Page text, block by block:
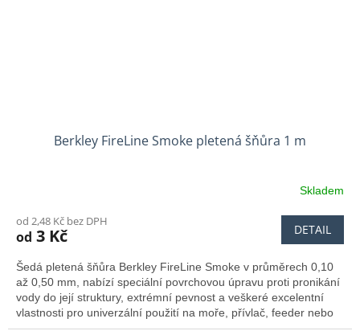
Berkley FireLine Smoke pletená šňůra 1 m
Skladem
od 2,48 Kč bez DPH
od 3 Kč DETAIL
Šedá pletená šňůra Berkley FireLine Smoke v průměrech 0,10
až 0,50 mm, nabízí speciální povrchovou úpravu proti pronikání
vody do její struktury, extrémní pevnost a veškeré excelentní
vlastnosti pro univerzální použití na moře, přívlač, feeder nebo
pro zimní rybolov.